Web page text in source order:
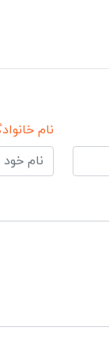
نام